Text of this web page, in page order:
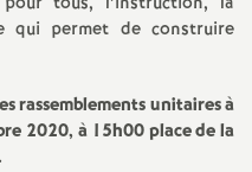
O
permet de construire
rassemblements unitaires à
2020, à 15h00 place de la